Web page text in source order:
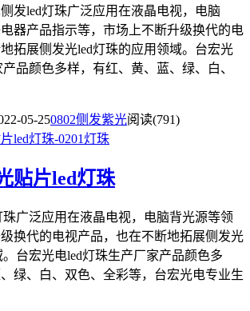
发led灯珠广泛应用在液晶电视，电脑
器产品指示等，市场上不断升级换代的电
拓展侧发光led灯珠的应用领域。台宏光
品颜色多样，有红、黄、蓝、绿、白、
05-250802侧发紫光阅读(791)
贴片led灯珠
珠广泛应用在液晶电视，电脑背光源等领
换代的电视产品，也在不断地拓展侧发光
台宏光电led灯珠生产厂家产品颜色多
绿、白、双色、全彩等，台宏光电专业生